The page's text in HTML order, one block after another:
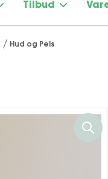
Tilbud
Hud og Pels